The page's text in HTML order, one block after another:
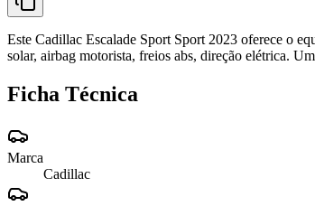
Este Cadillac Escalade Sport Sport 2023 oferece o
solar, airbag motorista, freios abs, direção elétrica.
Ficha Técnica
Marca
Cadillac